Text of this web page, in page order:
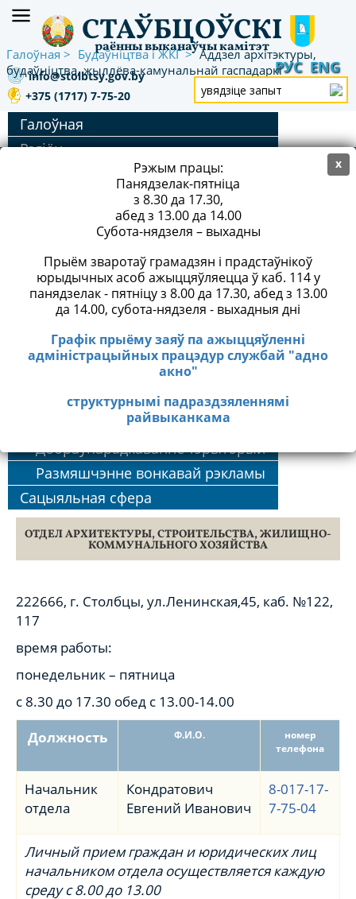
info@stolbtsy.gov.by
+375 (1717) 7-75-20
СТАЎБЦОЎСКІ
раённы выканаўчы камітэт
РУС ENG
АДРАС: 222666, г. Стоўбцы, вул. Ленінская, 45
РЭЖЫМ ПРАЦЫ
x
Рэжым працы:
Панядзелак-пятніца
з 8.30 да 17.30,
абед з 13.00 да 14.00
Субота-нядзеля – выхадны
Прыём зваротаў грамадзян і прадстаўнікоў
юрыдычных асоб ажыццяўляецца ў каб. 114 у
панядзелак - пятніцу з 8.00 да 17.30, абед з 13.00
да 14.00, субота-нядзеля - выхадныя дні
Графік прыёму заяў па ажыццяўленні
адміністрацыйных працэдур службай "адно
акно"
структурнымі падраздзяленнямі
райвыканкама
ТЕЛЕФОН/ФАКС:+375 (1717) 5-10-00
Е-MAIL: info@stolbtsy.gov.by(для дзелавой
перапіскі)
ТЭЛЕФОН «ГАРАЧАЙ ЛІНІІ» РАЙВЫКАНКАМА:
(1717) 7-75-20
Адзіны тэлефонны нумар даведачнай службы
"адно акно" - 142
Галоўная Будаўніцтва і ЖКГ
Аддзел архітэктуры,
будаўніцтва, жыллёва-камунальнай гаспадаркі
Галоўная
Рэгіён
Будаўніцтва і ЖКГ
жыллёва-камунальнай
гаспадаркі
Указ Прэзідэнта Рэспублікі
Беларусь № 357 ад 4 верасня
2018 г. «Аб пустуючых і старых
дамах»
УКБ Стаўбцоўскага раёна
РУП «Стаўбцоўскае АКС»
Чарга на жыллё
Добраўпарадкаванне тэрыторый
Размяшчэнне вонкавай рэкламы
Сацыяльная сфера
ОТДЕЛ АРХИТЕКТУРЫ, СТРОИТЕЛЬСТВА, ЖИЛИЩНО-
КОММУНАЛЬНОГО ХОЗЯЙСТВА
222666, г. Столбцы, ул.Ленинская,45, каб. №122,
117
время работы:
понедельник – пятница
с 8.30 до 17.30 обед с 13.00-14.00
Должность
Ф.И.О.
номер
телефона
Начальник
отдела
Кондратович
Евгений Иванович
8-017-17-
7-75-04
Личный прием граждан и юридических лиц
начальником отдела осуществляется каждую
среду с 8.00 до 13.00